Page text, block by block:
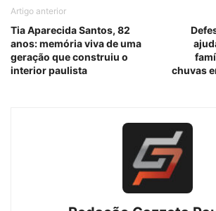
Artigo anterior
Tia Aparecida Santos, 82
anos: memória viva de uma
geração que construiu o
interior paulista
chuvas